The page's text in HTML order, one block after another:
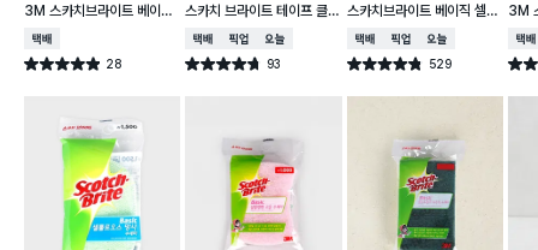
3M 스카치브라이트 베이직
택배배송
별점 4.9점 28
건 작성
스카치 브라이트 테이프 클
택배배송매장픽업오늘배송
별점 4.7점 93
건 작성
스카치브라이트 베이직 셀룰
택배배송매장픽업오늘배송
별점 4.8점 529
건 작성
3M
택배
별점